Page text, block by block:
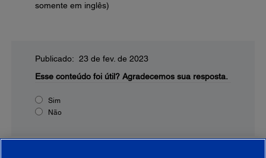
somente em inglês)
Publicado: 23 de fev. de 2023
Esse conteúdo foi útil? Agradecemos sua resposta.
Sim
Não